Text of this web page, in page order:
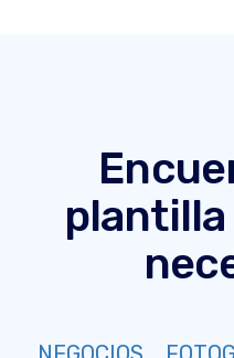
plantilla